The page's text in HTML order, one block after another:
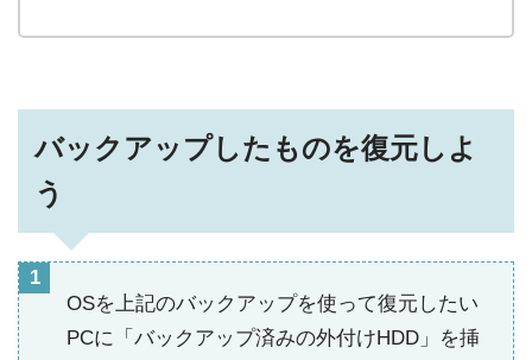
バックアップしたものを復元しよ
う
OSを上記のバックアップを使って復元したい
PCに「バックアップ済みの外付けHDD」を挿